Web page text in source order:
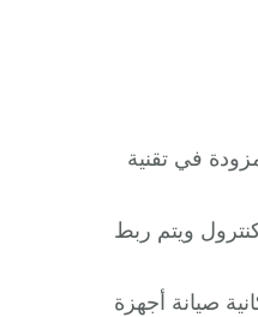
في تقنية
ويتم ربط
صيانة أجهزة